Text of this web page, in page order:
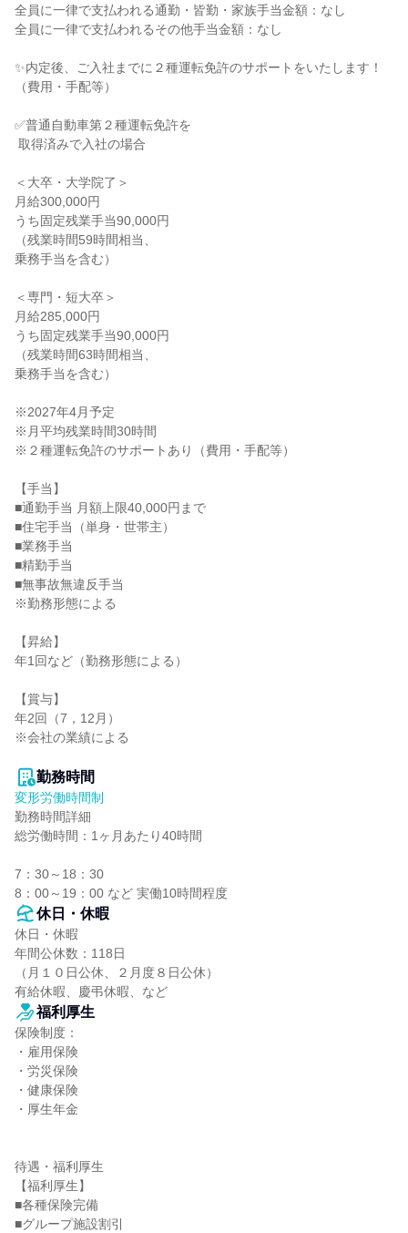
全員に一律で支払われる通勤・皆勤・家族手当金額：なし
全員に一律で支払われるその他手当金額：なし
✨内定後、ご入社までに２種運転免許のサポートをいたします！
（費用・手配等）
✅普通自動車第２種運転免許を
＜大卒・大学院了＞
月給300,000円
うち固定残業手当90,000円
（残業時間59時間相当、
乗務手当を含む）
＜専門・短大卒＞
月給285,000円
うち固定残業手当90,000円
（残業時間63時間相当、
乗務手当を含む）
※2027年4月予定
※月平均残業時間30時間
※２種運転免許のサポートあり（費用・手配等）
【手当】
■通勤手当 月額上限40,000円まで
■住宅手当（単身・世帯主）
■業務手当
■精勤手当
■無事故無違反手当
※勤務形態による
【昇給】
年1回など（勤務形態による）
【賞与】
年2回（7，12月）
※会社の業績による
勤務時間
変形労働時間制
勤務時間詳細
総労働時間：1ヶ月あたり40時間
7：30～18：30
8：00～19：00 など 実働10時間程度
休日・休暇
休日・休暇
年間公休数：118日
（月１０日公休、２月度８日公休）
有給休暇、慶弔休暇、など
福利厚生
保険制度：
・雇用保険
・労災保険
・健康保険
・厚生年金
待遇・福利厚生
【福利厚生】
■各種保険完備
■グループ施設割引